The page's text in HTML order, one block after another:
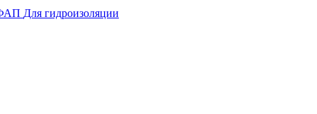
Для гидроизоляции